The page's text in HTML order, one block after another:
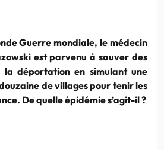
Guerre mondiale, le médecin
est parvenu à sauver des
déportation en simulant une
de villages pour tenir les
De quelle épidémie s’agit-il ?